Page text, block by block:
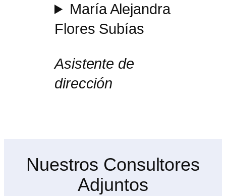
María Alejandra
Flores Subías
Asistente de
dirección
Nuestros Consultores
Adjuntos